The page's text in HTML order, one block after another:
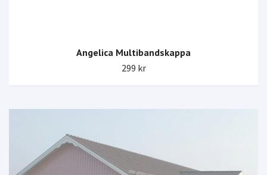
Angelica Multibandskappa
299 kr